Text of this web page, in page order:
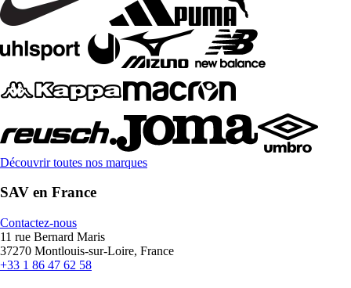
Découvrir toutes nos marques
SAV en France
Contactez-nous
11 rue Bernard Maris
37270 Montlouis-sur-Loire, France
+33 1 86 47 62 58